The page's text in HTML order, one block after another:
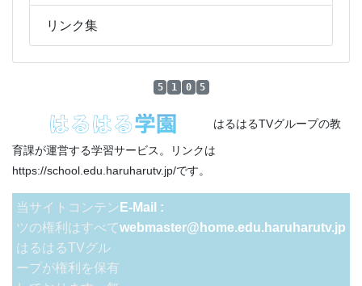
リンク集
5 1 0 5
はるはるTVグループの教
育課が運営する学習サービス。リンクは
https://school.edu.haruharutv.jp/です。
当サイトコンテン
ツの権利はすべて
はるはるTVグル
ープが権利を保有
E-Mail :
webmaster@home.edu.haruharutv.jp